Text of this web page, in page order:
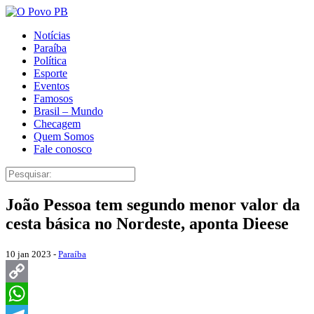
Notícias
Paraíba
Política
Esporte
Eventos
Famosos
Brasil – Mundo
Checagem
Quem Somos
Fale conosco
João Pessoa tem segundo menor valor da
cesta básica no Nordeste, aponta Dieese
10 jan 2023 - Paraíba
Copy